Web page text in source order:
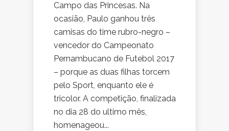
Campo das Princesas. Na
ocasião, Paulo ganhou três
camisas do time rubro-negro –
vencedor do Campeonato
Pernambucano de Futebol 2017
– porque as duas filhas torcem
pelo Sport, enquanto ele é
tricolor. A competição, finalizada
no dia 28 do ultimo mês,
homenageou...